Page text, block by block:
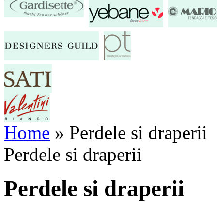
Home » Perdele si draperii
Perdele si draperii
Perdele si draperii